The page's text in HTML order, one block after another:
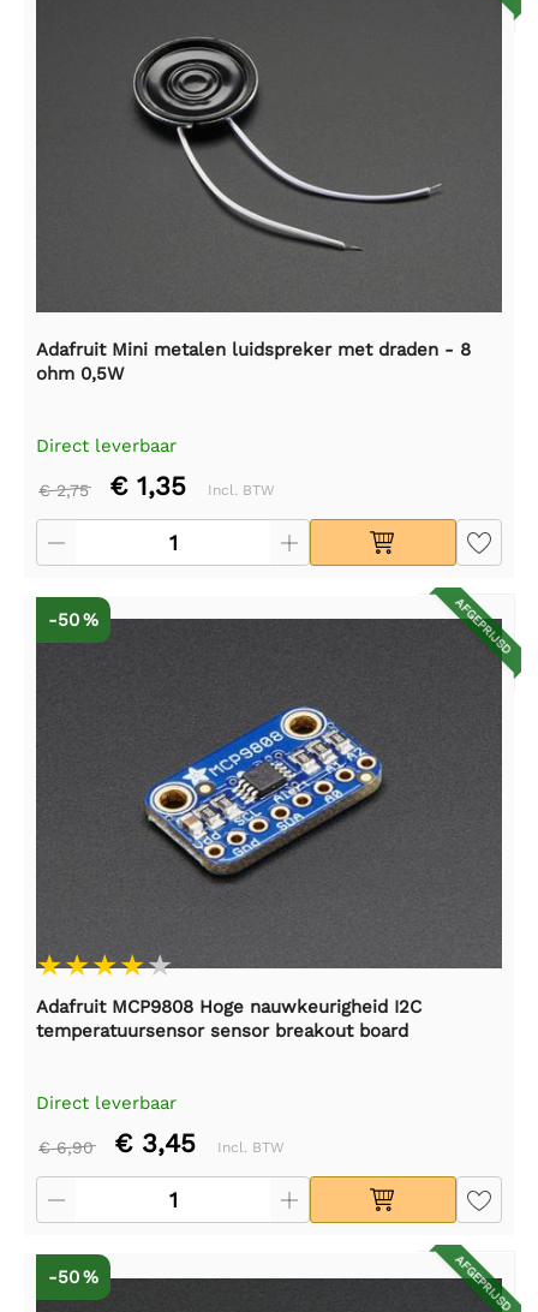
Adafruit Mini metalen luidspreker met draden - 8
ohm 0,5W
Direct leverbaar
€ 2,75 € 1,35 Incl. BTW
AFGEPRIJSD
-50 %
Adafruit MCP9808 Hoge nauwkeurigheid I2C
temperatuursensor sensor breakout board
Direct leverbaar
€ 6,90 € 3,45 Incl. BTW
AFGEPRIJSD
-50 %